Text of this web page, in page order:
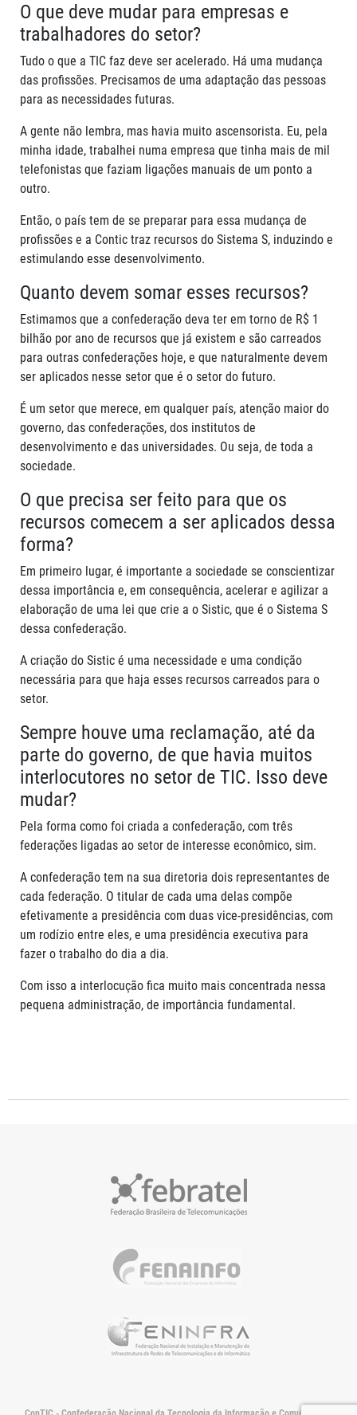
O que deve mudar para empresas e
trabalhadores do setor?
Tudo o que a TIC faz deve ser acelerado. Há uma mudança
das profissões. Precisamos de uma adaptação das pessoas
para as necessidades futuras.
A gente não lembra, mas havia muito ascensorista. Eu, pela
minha idade, trabalhei numa empresa que tinha mais de mil
telefonistas que faziam ligações manuais de um ponto a
outro.
Então, o país tem de se preparar para essa mudança de
profissões e a Contic traz recursos do Sistema S, induzindo e
estimulando esse desenvolvimento.
Quanto devem somar esses recursos?
Estimamos que a confederação deva ter em torno de R$ 1
bilhão por ano de recursos que já existem e são carreados
para outras confederações hoje, e que naturalmente devem
ser aplicados nesse setor que é o setor do futuro.
É um setor que merece, em qualquer país, atenção maior do
governo, das confederações, dos institutos de
desenvolvimento e das universidades. Ou seja, de toda a
sociedade.
O que precisa ser feito para que os
recursos comecem a ser aplicados dessa
forma?
Em primeiro lugar, é importante a sociedade se conscientizar
dessa importância e, em consequência, acelerar e agilizar a
elaboração de uma lei que crie a o Sistic, que é o Sistema S
dessa confederação.
A criação do Sistic é uma necessidade e uma condição
necessária para que haja esses recursos carreados para o
setor.
Sempre houve uma reclamação, até da
parte do governo, de que havia muitos
interlocutores no setor de TIC. Isso deve
mudar?
Pela forma como foi criada a confederação, com três
federações ligadas ao setor de interesse econômico, sim.
A confederação tem na sua diretoria dois representantes de
cada federação. O titular de cada uma delas compõe
efetivamente a presidência com duas vice-presidências, com
um rodízio entre eles, e uma presidência executiva para
fazer o trabalho do dia a dia.
Com isso a interlocução fica muito mais concentrada nessa
pequena administração, de importância fundamental.